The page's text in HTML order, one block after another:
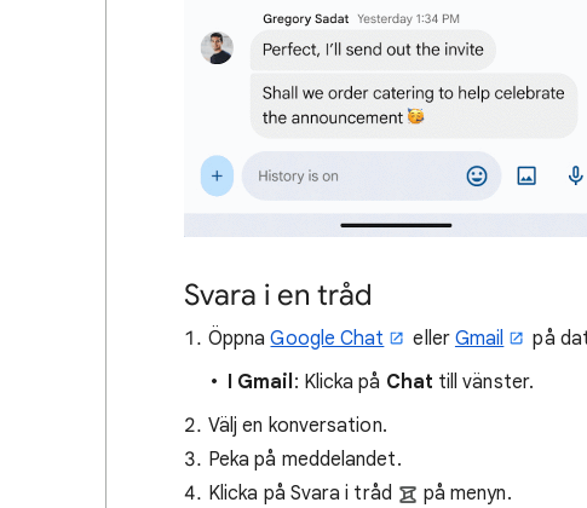
Svara i en tråd
ÖppnaGoogle Chat eller Gmail
på
I Gmail: Klicka på Chat till vänster.
Välj en konversation.
Peka på meddelandet.
Klicka på Svara i tråd
på menyn.